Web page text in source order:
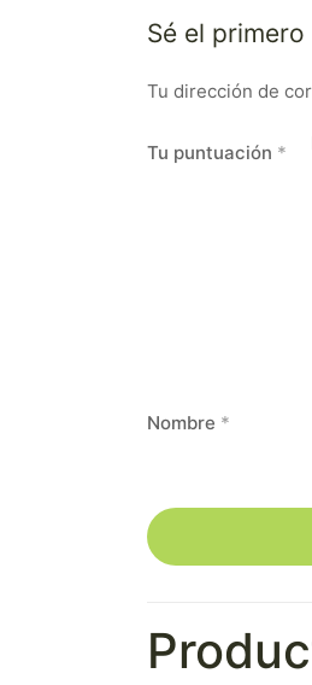
Sé el
Tu dirección de
Tu puntuación *
Nombre *